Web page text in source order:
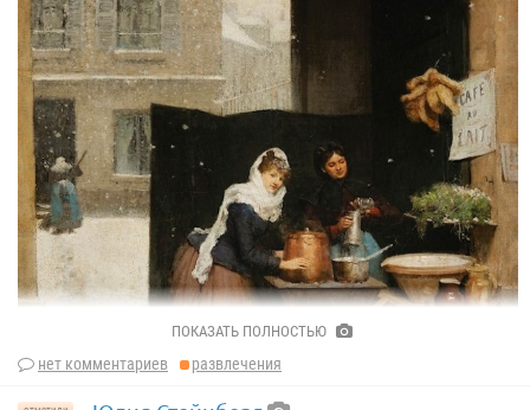
ПОКАЗАТЬ ПОЛНОСТЬЮ
нет комментариев развлечения